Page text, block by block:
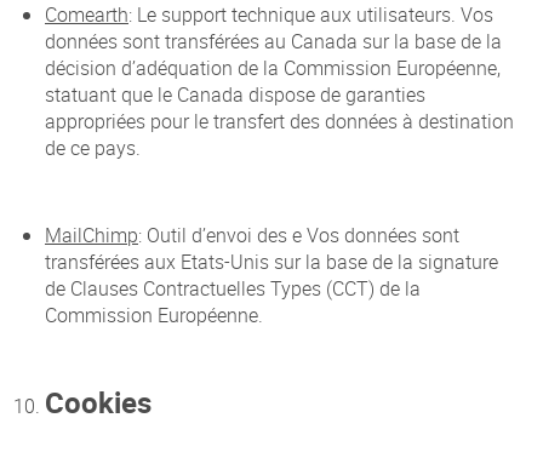
Comearth: Le support technique aux utilisateurs. Vos
données sont transférées au Canada sur la base de la
décision d’adéquation de la Commission Européenne,
statuant que le Canada dispose de garanties
appropriées pour le transfert des données à destination
de ce pays.
MailChimp: Outil d’envoi des e Vos données sont
transférées aux Etats-Unis sur la base de la signature
de Clauses Contractuelles Types (CCT) de la
Commission Européenne.
Cookies